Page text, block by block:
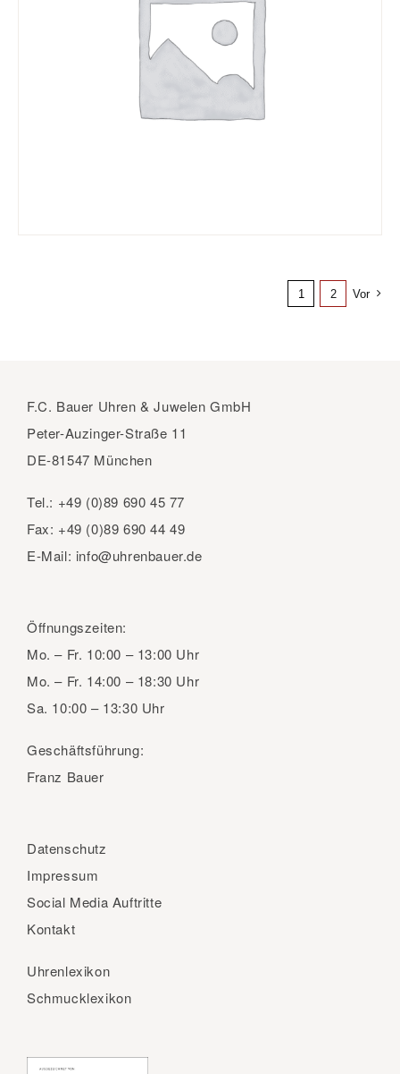
1 2 Vor
F.C. Bauer Uhren & Juwelen GmbH
Peter-Auzinger-Straße 11
DE-81547 München
Tel.: +49 (0)89 690 45 77
Fax: +49 (0)89 690 44 49
E-Mail: info@uhrenbauer.de
Öffnungszeiten:
Mo. – Fr. 10:00 – 13:00 Uhr
Mo. – Fr. 14:00 – 18:30 Uhr
Sa. 10:00 – 13:30 Uhr
Geschäftsführung:
Franz Bauer
Datenschutz
Impressum
Social Media Auftritte
Kontakt
Uhrenlexikon
Schmucklexikon